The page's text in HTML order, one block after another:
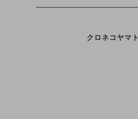
クロネコヤマト